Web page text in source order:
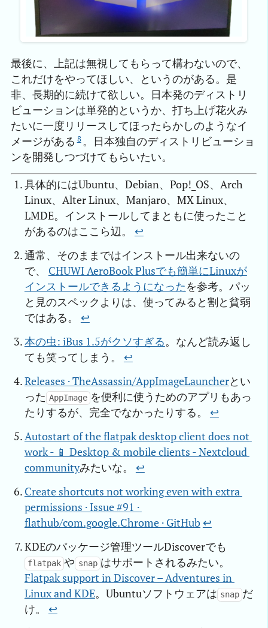
最後に、上記は無視してもらって構わないので、
これだけをやってほしい、というのがある。是
非、長期的に続けて欲しい。日本発のディストリ
ビューションは単発的というか、打ち上げ花火み
たいに一度リリースしてほったらかしのようなイ
メージがある 8。日本独自のディストリビューショ
ンを開発しつづけてもらいたい。
具体的にはUbuntu、Debian、Pop!_OS、Arch
Linux、Alter Linux、Manjaro、MX Linux、
LMDE。インストールしてまともに使ったこと
があるのはここら辺。 ↩︎
通常、そのままではインストール出来ないの
で、 CHUWI AeroBook Plusでも簡単にLinuxが
インストールできるようになったを参考。パッ
と見のスペックよりは、使ってみると割と貧弱
ではある。 ↩︎
本の虫: iBus 1.5がクソすぎる。なんど読み返し
ても笑ってしまう。 ↩︎
Releases · TheAssassin/AppImageLauncherとい
った AppImage を便利に使うためのアプリもあっ
たりするが、完全でなかったりする。 ↩︎
Autostart of the flatpak desktop client does not
work - 📱 Desktop & mobile clients - Nextcloud
communityみたいな。 ↩︎
Create shortcuts not working even with extra
permissions · Issue #91 ·
flathub/com.google.Chrome · GitHub ↩︎
KDEのパッケージ管理ツールDiscoverでも
flatpak や snap はサポートされるみたい。
Flatpak support in Discover – Adventures in
Linux and KDE。Ubuntuソフトウェアは snap だ
け。 ↩︎